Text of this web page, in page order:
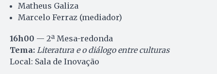
Matheus Galiza
Marcelo Ferraz (mediador)
16h00 — 2ª Mesa-redonda
Tema: Literatura e o diálogo entre culturas
Local: Sala de Inovação